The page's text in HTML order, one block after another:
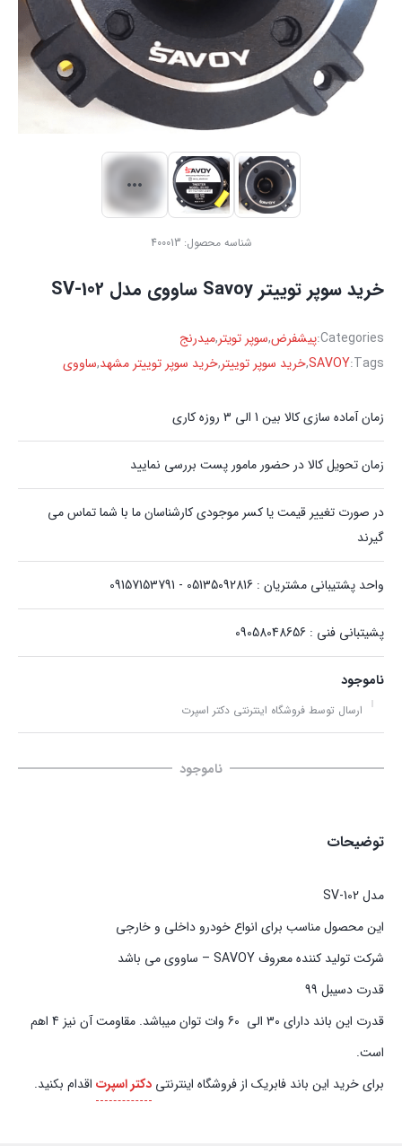
شناسه محصول:400013
خرید سوپر توییتر Savoy ساووی مدل SV-102
Categories:پیشفرض,سوپر تویتر,میدرنج
Tags:
SAVOY
,خرید سوپر توییتر,خرید سوپر توییتر مشهد,ساووی
زمان آماده سازی کالا بین 1 الی 3 روزه کاری
زمان تحویل کالا در حضور مامور پست بررسی نمایید
در صورت تغییر قیمت یا کسر موجودی کارشناسان ما با شما تماس می
گیرند
واحد پشتیبانی مشتریان : 05135092816 - 09157153791
پشیتبانی فنی : 09058048656
ناموجود
ارسال توسط فروشگاه اینترنتی دکتر اسپرت
ناموجود
توضیحات
مدل SV-102
این محصول مناسب برای انواع خودرو داخلی و خارجی
شرکت تولید کننده معروف SAVOY – ساووی می باشد
قدرت دسیبل 99
قدرت این باند دارای 30 الی 60 وات توان میباشد. مقاومت آن نیز 4 اهم
است.
برای خرید این باند فابریک از فروشگاه اینترنتی دکتر اسپرت اقدام بکنید.